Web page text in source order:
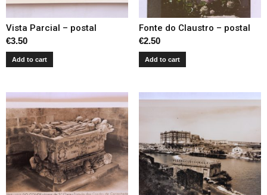
Vista Parcial – postal
€3.50
Add to cart
Fonte do Claustro – postal
€2.50
Add to cart